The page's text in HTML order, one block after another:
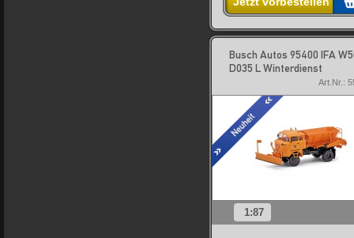
Busch Autos 95400 IFA
D035 L Winterdienst
Art.Nr.:
1:87